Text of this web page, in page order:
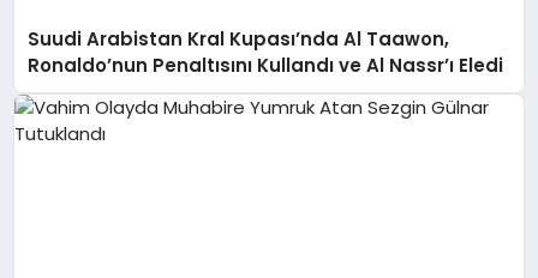
Suudi Arabistan Kral Kupası’nda Al Taawon,
Ronaldo’nun Penaltısını Kullandı ve Al Nassr’ı Eledi